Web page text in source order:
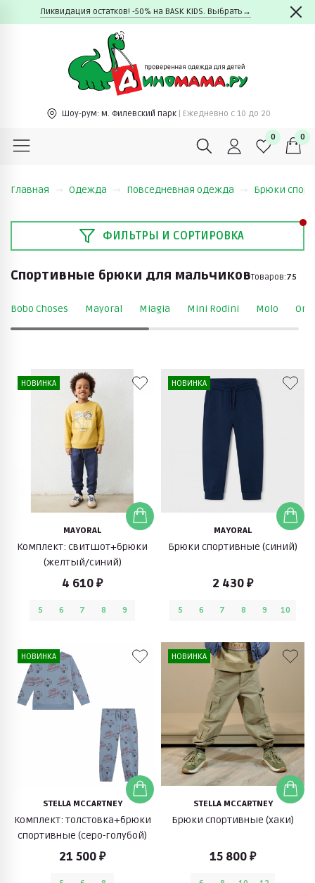
Ликвидация остатков! -50% на BASK KIDS. Выбрать→
Шоу-рум: м. Филевский парк | Ежедневно c 10 до 20
0 0
Главная Одежда Повседневная одежда Брюки
ФИЛЬТРЫ И СОРТИРОВКА
Спортивные брюки для мальчиковТоваров:75
Bobo Choses Mayoral Miagia Mini Rodini Molo
НОВИНКА
MAYORAL
Комплект: свитшот+брюки
(желтый/синий)
4 610 ₽
5 6 7 8 9
НОВИНКА
MAYORAL
Брюки спортивные (синий)
2 430 ₽
5 6 7 8 9 10
НОВИНКА
STELLA MCCARTNEY
Комплект: толстовка+брюки
спортивные (серо-голубой)
21 500 ₽
НОВИНКА
STELLA MCCARTNEY
Брюки спортивные (хаки)
15 800 ₽